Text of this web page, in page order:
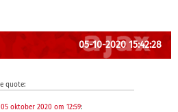
05-10-2020 15:42:28
quote:
05 oktober 2020 om 12:59: